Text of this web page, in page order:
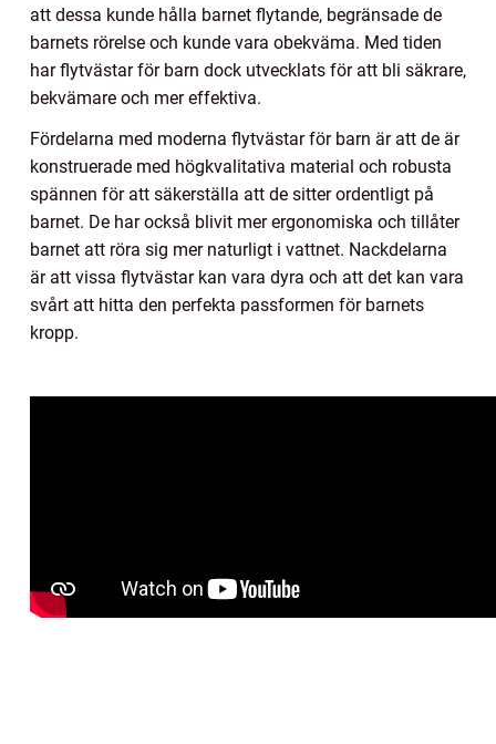
att dessa kunde hålla barnet flytande, begränsade de
barnets rörelse och kunde vara obekväma. Med tiden
har flytvästar för barn dock utvecklats för att bli säkrare,
bekvämare och mer effektiva.
Fördelarna med moderna flytvästar för barn är att de är
konstruerade med högkvalitativa material och robusta
spännen för att säkerställa att de sitter ordentligt på
barnet. De har också blivit mer ergonomiska och tillåter
barnet att röra sig mer naturligt i vattnet. Nackdelarna
är att vissa flytvästar kan vara dyra och att det kan vara
svårt att hitta den perfekta passformen för barnets
kropp.